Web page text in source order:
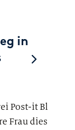
in